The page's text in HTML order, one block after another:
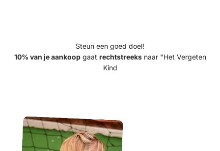
Steun een goed doel!
10% van je aankoopgaat rechtstreeksnaar "Het Vergeten
Kind